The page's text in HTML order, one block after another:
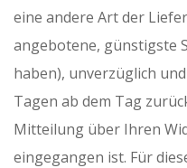
eine andere Art der
angebotene, günstigste
haben), unverzüglich
Tagen ab dem Tag
Mitteilung über Ihren
eingegangen ist. Für